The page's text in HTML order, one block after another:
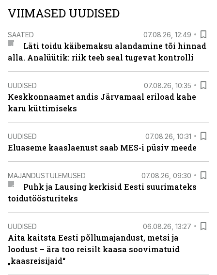
VIIMASED UUDISED
SAATED 07.08.26, 12:49
Läti toidu käibemaksu alandamine tõi hinnad
alla. Analüütik: riik teeb seal tugevat kontrolli
UUDISED 07.08.26, 10:35
Keskkonnaamet andis Järvamaal eriload kahe
karu küttimiseks
UUDISED 07.08.26, 10:31
Eluaseme kaaslaenust saab MES-i püsiv meede
MAJANDUSTULEMUSED 07.08.26, 09:30
Puhk ja Lausing kerkisid Eesti suurimateks
toidutöösturiteks
UUDISED 06.08.26, 13:27
Aita kaitsta Eesti põllumajandust, metsi ja
loodust – ära too reisilt kaasa soovimatuid
„kaasreisijaid“